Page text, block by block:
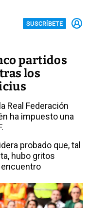
SUSCRÍBETE
partidos
los
Real Federación
ha impuesto una
probado que, tal
hubo gritos